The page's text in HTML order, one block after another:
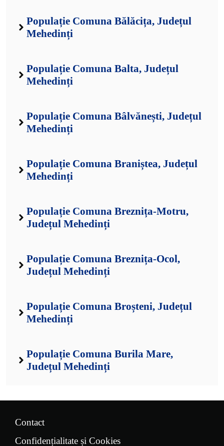
Populație Comuna Bălăcița, Județul
Mehedinți
Populație Comuna Balta, Județul
Mehedinți
Populație Comuna Bâlvănești, Județul
Mehedinți
Populație Comuna Braniștea, Județul
Mehedinți
Populație Comuna Breznița-Motru,
Județul Mehedinți
Populație Comuna Breznița-Ocol,
Județul Mehedinți
Populație Comuna Broșteni, Județul
Mehedinți
Populație Comuna Burila Mare,
Județul Mehedinți
Contact
Confidențialitate și Cookies